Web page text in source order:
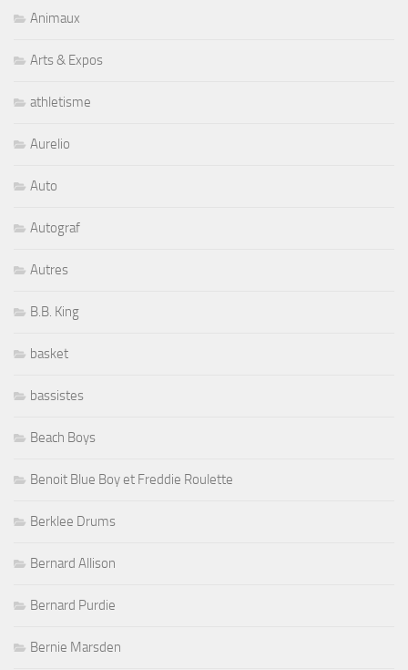
Animaux
Arts & Expos
athletisme
Aurelio
Auto
Autograf
Autres
B.B. King
basket
bassistes
Beach Boys
Benoit Blue Boy et Freddie Roulette
Berklee Drums
Bernard Allison
Bernard Purdie
Bernie Marsden